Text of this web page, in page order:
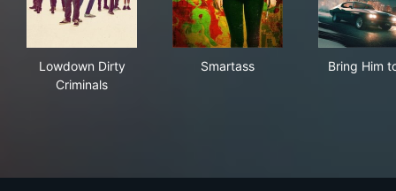
Lowdown Dirty
Criminals
Smartass Bring Him